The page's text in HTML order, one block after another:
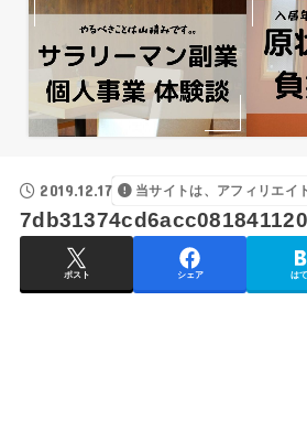
2019.12.17 当サイトは、アフィリエイ
ポスト シェア は